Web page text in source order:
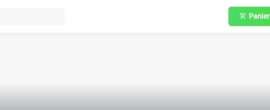
Panier